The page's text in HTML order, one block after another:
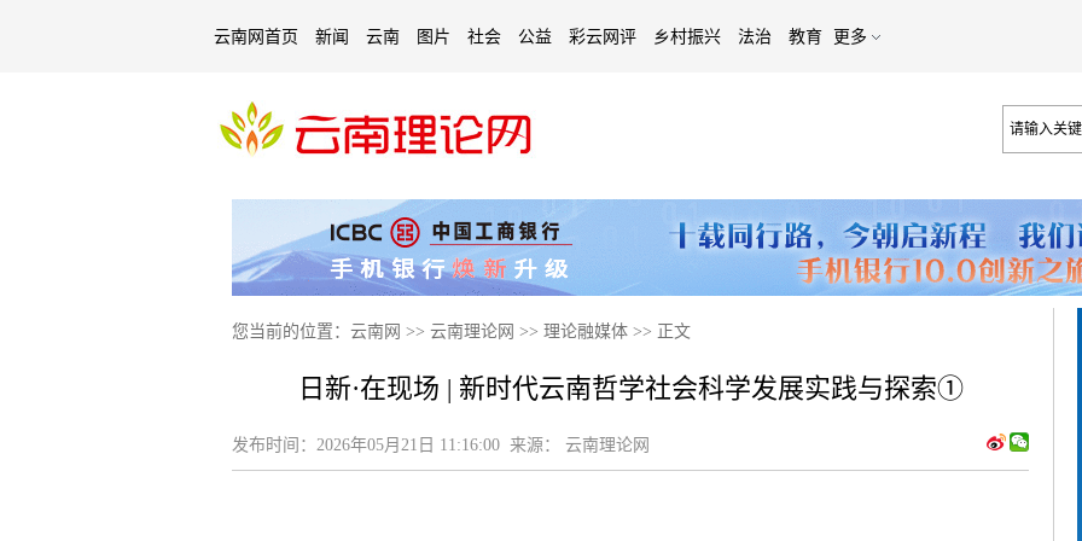
云南网首页 新闻 云南 图片 社会 公益 彩云网评 乡村振兴 法治 教育 更多
您当前的位置： 云南网 >> 云南理论网 >> 理论融媒体 >> 正文
日新·在现场 | 新时代云南哲学社会科学发展实践与探索①
发布时间： 2026年05月21日 11:16:00 来源： 云南理论网